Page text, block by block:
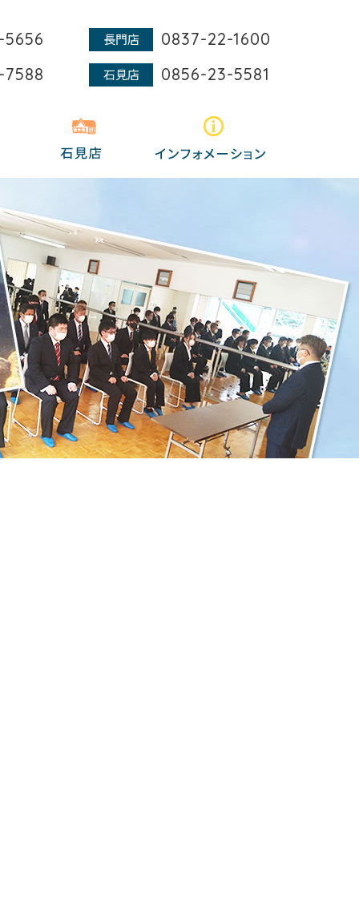
長門店 0837-22-1600
石見店 0856-23-5581